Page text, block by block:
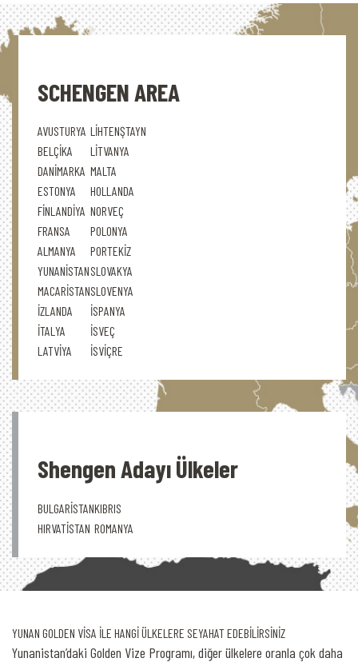
SCHENGEN AREA
AVUSTURYA LİHTENŞTAYN
BELÇİKA
LİTVANYA
DANİMARKA MALTA
ESTONYA
HOLLANDA
FİNLANDİYA NORVEÇ
FRANSA
POLONYA
ALMANYA
PORTEKİZ
YUNANİSTANSLOVAKYA
MACARİSTANSLOVENYA
İZLANDA
İSPANYA
İTALYA
İSVEÇ
LATVİYA
İSVİÇRE
Shengen Adayı Ülkeler
BULGARİSTANKIBRIS
HIRVATİSTAN ROMANYA
YUNAN GOLDEN VİSA İLE HANGİ ÜLKELERE SEYAHAT EDEBİLİRSİNİZ
Yunanistan’daki Golden Vize Programı, diğer ülkelere oranla çok daha